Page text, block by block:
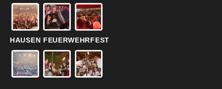
HAUSEN FEUERWEHRFEST